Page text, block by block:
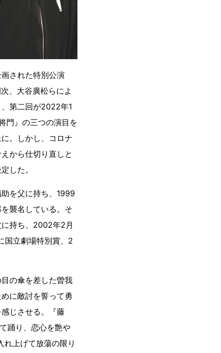
された特別公演
、大谷廣松らによ
第二回が2022年1
門』の三つの演目を
。しかし、コロナ
から仕切り直しと
した。
を父に持ち、1999
襲名している。そ
持ち、2002年2月
国立劇場特別賞、2
の傘を差した曽我
に敵討を誓って勇
じさせる。『藤
踊り、恋心を艶や
上げて放蕩の限り